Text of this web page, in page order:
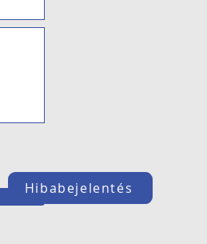
Hibabejelentés